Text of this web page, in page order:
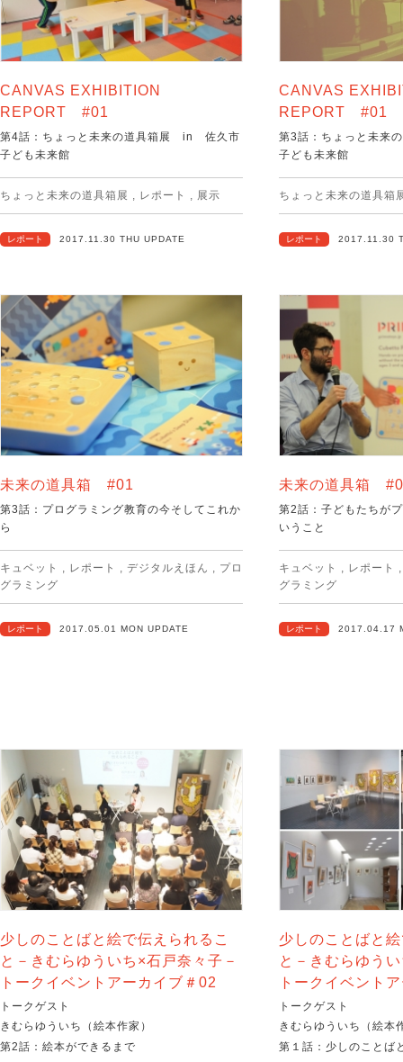
CANVAS EXHIBITION
REPORT #01
第4話：ちょっと未来の道具箱展 in 佐久市
子ども未来館
ちょっと未来の道具箱展 , レポート , 展示
レポート 2017.11.30 THU UPDATE
CANVAS
REPORT #01
第3話：ちょっと未
子ども未来館
ちょっと未来の道具箱
レポート 2017.11.30
未来の道具箱 #01
第3話：プログラミング教育の今そしてこれか
ら
キュベット , レポート , デジタルえほん , プロ
グラミング
レポート 2017.05.01 MON UPDATE
未来の道具箱
第2話：子どもたちが
いうこと
キュベット , レポート
グラミング
レポート 2017.04.17
少しのことばと絵で伝えられるこ
と－きむらゆういち×石戸奈々子－
トークイベントアーカイブ＃02
トークゲスト
きむらゆういち（絵本作家）
第2話：絵本ができるまで
少しのことばと
と－きむらゆう
トークイベント
トークゲスト
きむらゆういち（絵本
第１話：少しのことば